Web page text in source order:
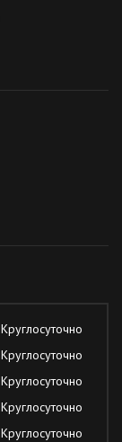
Круглосуточно
Круглосуточно
Круглосуточно
Круглосуточно
Круглосуточно